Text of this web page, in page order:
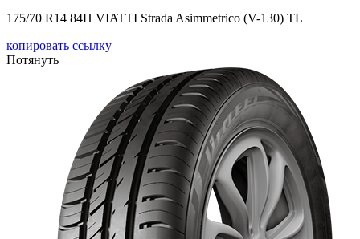
175/70 R14 84H VIATTI Strada Asimmetrico (V-130) TL
копировать ссылку
Потянуть